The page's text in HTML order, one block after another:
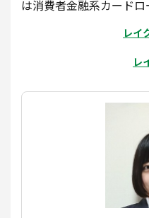
は消費者金融系カードロ
レイ
レ